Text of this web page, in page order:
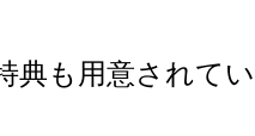
典も用意されて